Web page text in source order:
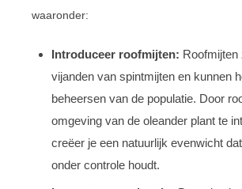
waaronder:
Introduceer roofmijten: Roofmijten
vijanden van spintmijten en kunnen
beheersen van de populatie. Door
omgeving van de oleander plant te
creëer je een natuurlijk evenwicht
onder controle houdt.